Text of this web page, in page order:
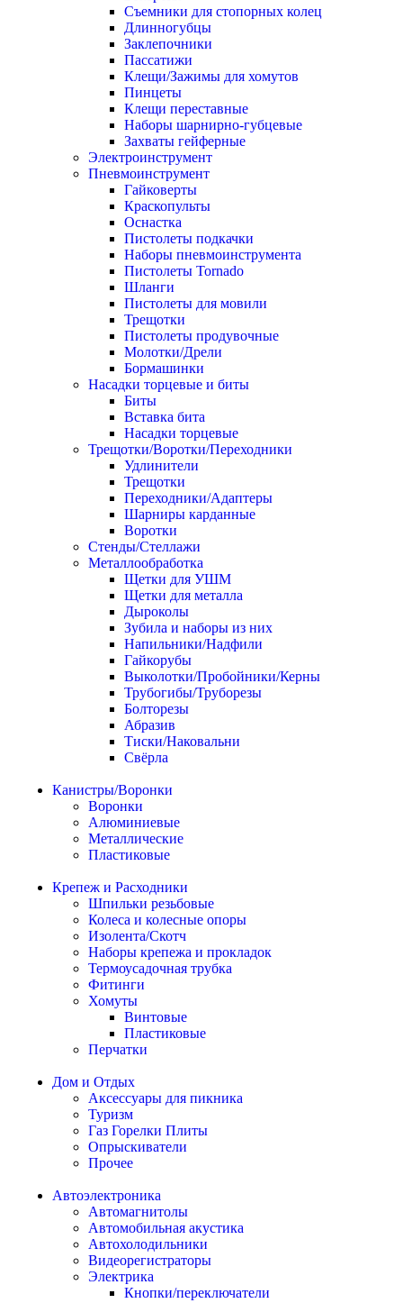
Съемники для стопорных колец
Длинногубцы
Заклепочники
Пассатижи
Клещи/Зажимы для хомутов
Пинцеты
Клещи переставные
Наборы шарнирно-губцевые
Захваты гейферные
Электроинструмент
Пневмоинструмент
Гайковерты
Краскопульты
Оснастка
Пистолеты подкачки
Наборы пневмоинструмента
Пистолеты Tornado
Шланги
Пистолеты для мовили
Трещотки
Пистолеты продувочные
Молотки/Дрели
Бормашинки
Насадки торцевые и биты
Биты
Вставка бита
Насадки торцевые
Трещотки/Воротки/Переходники
Удлинители
Трещотки
Переходники/Адаптеры
Шарниры карданные
Воротки
Стенды/Стеллажи
Металлообработка
Щетки для УШМ
Щетки для металла
Дыроколы
Зубила и наборы из них
Напильники/Надфили
Гайкорубы
Выколотки/Пробойники/Керны
Трубогибы/Труборезы
Болторезы
Абразив
Тиски/Наковальни
Свёрла
Канистры/Воронки
Воронки
Алюминиевые
Металлические
Пластиковые
Крепеж и Расходники
Шпильки резьбовые
Колеса и колесные опоры
Изолента/Скотч
Наборы крепежа и прокладок
Термоусадочная трубка
Фитинги
Хомуты
Винтовые
Пластиковые
Перчатки
Дом и Отдых
Аксессуары для пикника
Туризм
Газ Горелки Плиты
Опрыскиватели
Прочее
Автоэлектроника
Автомагнитолы
Автомобильная акустика
Автохолодильники
Видеорегистраторы
Электрика
Кнопки/переключатели